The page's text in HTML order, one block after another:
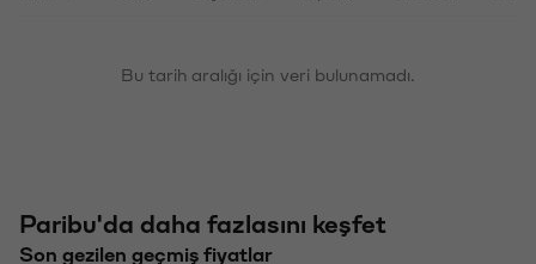
Bu tarih aralığı için veri bulunamadı.
Paribu'da daha fazlasını keşfet
Son gezilen geçmiş fiyatlar